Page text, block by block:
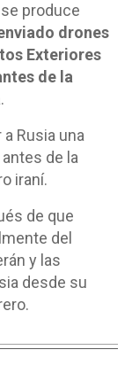
produce
drones
Exteriores
de la
.
Rusia una
de la
iraní.
de que
del
y las
desde su